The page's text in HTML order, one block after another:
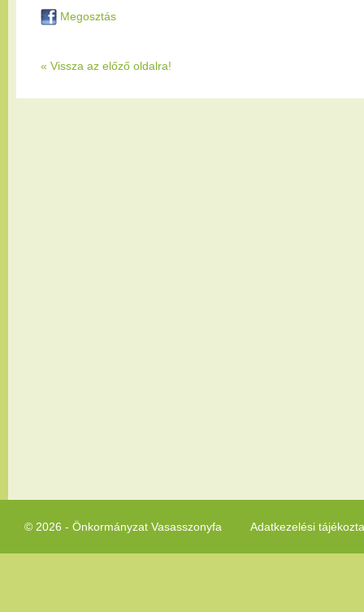
Megosztás
« Vissza az előző oldalra!
© 2026 - Önkormányzat Vasasszonyfa Adatkezelési